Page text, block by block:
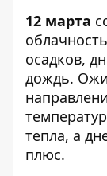
12 марта
осадков,
дождь.
тепла, а
плюс.